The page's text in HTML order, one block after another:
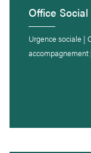
Office
Urgence sociale |